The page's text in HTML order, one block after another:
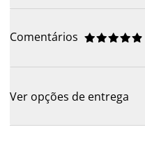
Comentários 





Ver opções de entrega